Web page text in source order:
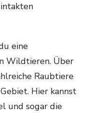
eine
Wildtieren. Über
Raubtiere
Hier kannst
und sogar die